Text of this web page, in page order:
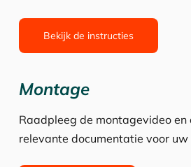
Bekijk de instructies
Montage
Raadpleeg de montagevideo
relevante documentatie voor uw